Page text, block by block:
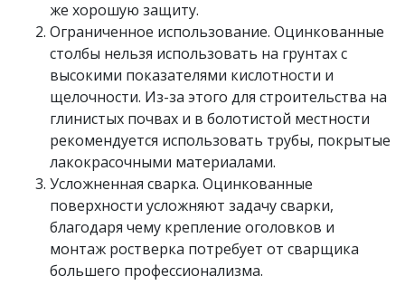
же хорошую защиту.
Ограниченное использование. Оцинкованные
столбы нельзя использовать на грунтах с
высокими показателями кислотности и
щелочности. Из-за этого для строительства на
глинистых почвах и в болотистой местности
рекомендуется использовать трубы, покрытые
лакокрасочными материалами.
Усложненная сварка. Оцинкованные
поверхности усложняют задачу сварки,
благодаря чему крепление оголовков и
монтаж ростверка потребует от сварщика
большего профессионализма.